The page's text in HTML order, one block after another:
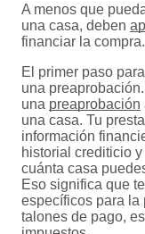
A menos que
una casa, deben
financiar la compra.
El primer paso
una
una preaprobación
una casa. Tu
información
historial crediticio
cuánta casa
Eso significa que
específicos para la
talones de pago,